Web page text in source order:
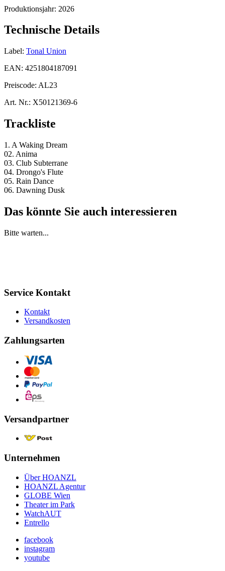
Produktionsjahr: 2026
Technische Details
Label: Tonal Union
EAN: 4251804187091
Preiscode: AL23
Art. Nr.: X50121369-6
Trackliste
1. A Waking Dream
02. Anima
03. Club Subterrane
04. Drongo's Flute
05. Rain Dance
06. Dawning Dusk
Das könnte Sie auch interessieren
Bitte warten...
Service Kontakt
Kontakt
Versandkosten
Zahlungsarten
Versandpartner
Unternehmen
Über HOANZL
HOANZL Agentur
GLOBE Wien
Theater im Park
WatchAUT
Entrello
facebook
instagram
youtube